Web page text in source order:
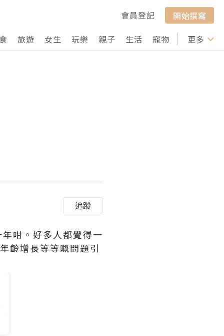
會員登記
開始撰寫
旅遊 女生 玩樂 親子 生活 寵物 行山 打卡
更多
追蹤
咁。好多人都覺得一
齡增長等等嘅問題引